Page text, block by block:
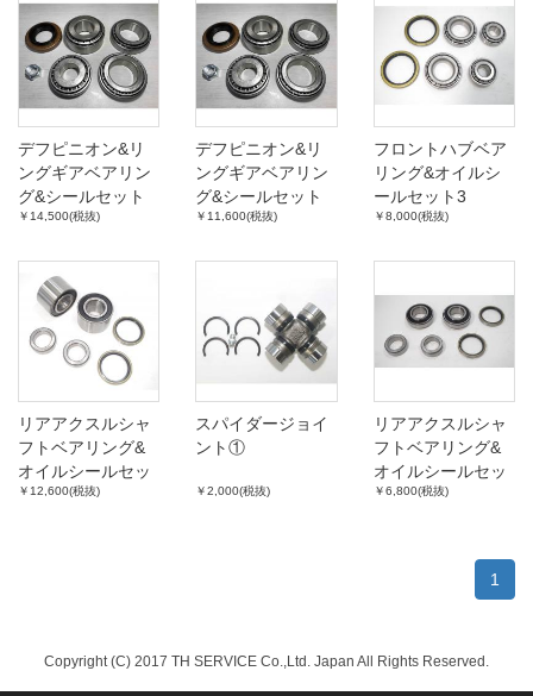
デフピニオン&リ
ングギアベアリン
グ&シールセット
(7.5inchデフ、
￥14,500(税抜)
デフピニオン&リ
ングギアベアリン
グ&シールセット
(7.5inchデフ、
￥11,600(税抜)
フロントハブベア
リング&オイルシ
ールセット3
￥8,000(税抜)
リアアクスルシャ
フトベアリング&
オイルシールセッ
ト(TE7#,TTRT13#
￥12,600(税抜)
スパイダージョイ
ント①
￥2,000(税抜)
リアアクスルシャ
フトベアリング&
オイルシールセッ
ト各車用②
￥6,800(税抜)
1
Copyright (C) 2017 TH SERVICE Co.,Ltd. Japan All Rights Reserved.